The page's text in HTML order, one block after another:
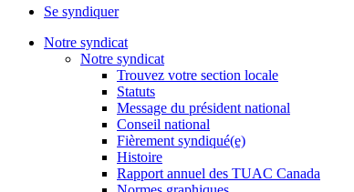
Se syndiquer
Notre syndicat
Notre syndicat
Trouvez votre section locale
Statuts
Message du président national
Conseil national
Fièrement syndiqué(e)
Histoire
Rapport annuel des TUAC Canada